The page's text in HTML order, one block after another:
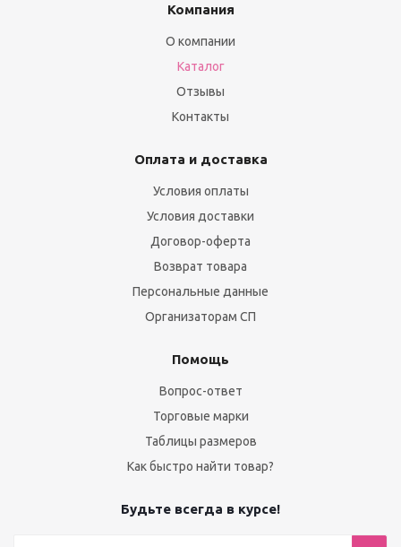
Компания
О компании
Каталог
Отзывы
Контакты
Оплата и доставка
Условия оплаты
Условия доставки
Договор-оферта
Возврат товара
Персональные данные
Организаторам СП
Помощь
Вопрос-ответ
Торговые марки
Таблицы размеров
Как быстро найти товар?
Будьте всегда в курсе!